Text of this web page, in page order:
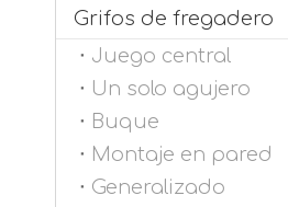
Grifos de fregadero
Juego central
Un solo agujero
Buque
Montaje en pared
Generalizado